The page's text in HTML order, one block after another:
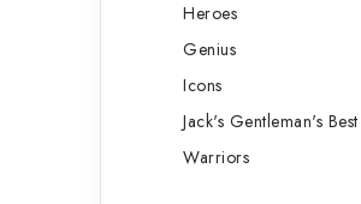
Heroes
Genius
Icons
Jack's Gentleman's Best
Warriors